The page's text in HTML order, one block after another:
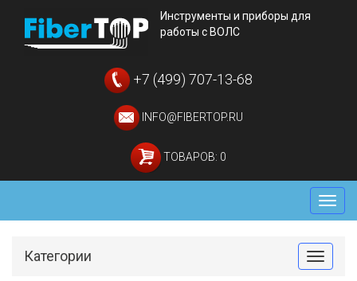
Инструменты и приборы для
работы с ВОЛС
+7 (499) 707-13-68
INFO@FIBERTOP.RU
ТОВАРОВ: 0
Меню
Toggle
Категории